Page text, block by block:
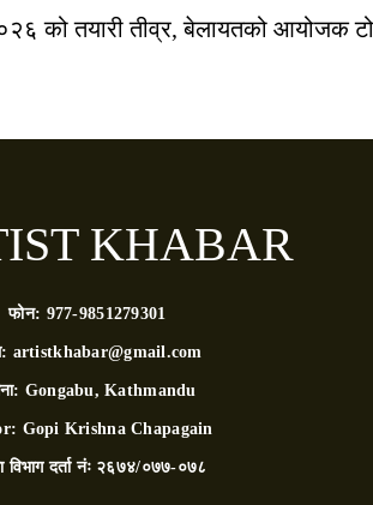
को तयारी तीव्र, बेलायतको आयोजक
KHABAR
फोन: 977-9851279301
artistkhabar@gmail.com
Gongabu, Kathmandu
Gopi Krishna Chapagain
दर्ता नंः २६७४/०७७-०७८